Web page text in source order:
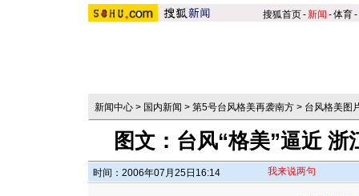
搜狐首页-新闻 -体育-
新闻中心 > 国内新闻 > 第5号台风格美再袭南方 > 台风格美图
图文：台风“格美”逼近
时间：2006年07月25日16:14 我来说两句